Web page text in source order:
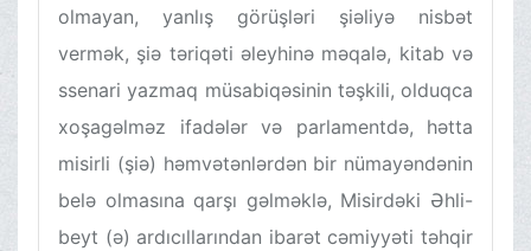
olmayan, yanlış görüşləri şiəliyə nisbət
vermək, şiə təriqəti əleyhinə məqalə, kitab və
ssenari yazmaq müsabiqəsinin təşkili, olduqca
xoşagəlməz ifadələr və parlamentdə, hətta
misirli (şiə) həmvətənlərdən bir nümayəndənin
belə olmasına qarşı gəlməklə, Misirdəki Əhli-
beyt (ə) ardıcıllarından ibarət cəmiyyəti təhqir